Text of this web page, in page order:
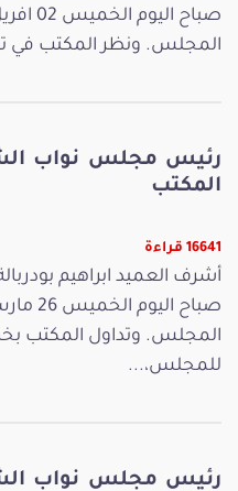
المجلس. ونظر المكتب في
رئيس مجلس نواب
المكتب
16641 قراءة
أشرف العميد ابراهيم
المجلس. وتداول المكتب
للمجلس،...
رئيس مجلس نواب